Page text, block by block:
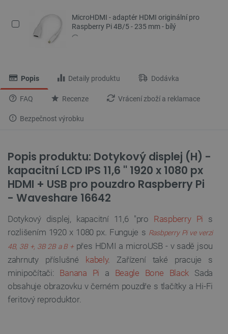
MicroHDMI - adaptér HDMI originální pro
Raspberry Pi 4B/5 - 235 mm - bílý
Popis Detaily produktu Dodávka
FAQ Recenze Vrácení zboží a reklamace
Bezpečnost výrobku
Popis produktu: Dotykový displej (H) -
kapacitní LCD IPS 11,6 '' 1920 x 1080 px
HDMI + USB pro pouzdro Raspberry Pi
- Waveshare 16642
Dotykový displej, kapacitní 11,6 "pro Raspberry Pi s
rozlišením 1920 x 1080 px. Funguje s Rasbperry Pi ve verzi
4B, 3B +, 3B 2B a B +přes HDMI a microUSB - v sadě jsou
zahrnuty příslušné kabely. Zařízení také pracuje s
minipočítači: Banana Pi a Beagle Bone Black Sada
obsahuje obrazovku v černém pouzdře s tlačítky a Hi-Fi
feritový reproduktor.